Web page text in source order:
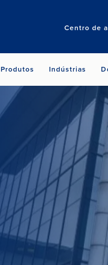
Centro de
Produtos Indústrias